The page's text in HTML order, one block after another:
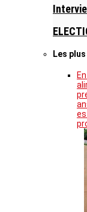
Les